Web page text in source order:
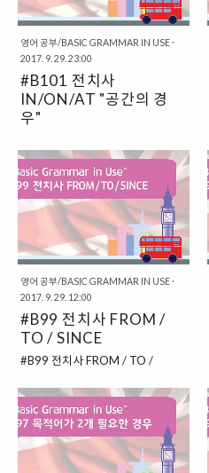
복해서 등장하는 경우가 있기도 하
답니다. 그나마 새롭게 등장한 내용
이 "TO"라고 할 수 있을 것인데요.
사실 이 부분도 앞에서 "FROM...
TO"를 살펴볼 때, 간략하게 언급이
되기도 했지요. # TO = 어디로...
(장소를 이동하는 경우) 이렇게, TO
"목적지"를 가리키는 편입니다. 어
디에서 "어디로"가는 것이니, 결국
은 목적지를 이야기하는 용도로 사
용된다고 할 수 있을 것이지요. 그래
서, "서울로"간다고 하면, "TO
SEOUL"과 같이 쓸 수..
영어 공부/BASIC GRAMMAR IN USE·
2017. 9. 29. 23:00
#B101 전치사
IN/ON/AT "공간의 경
우"
경우" 다시 계속해서 전치사에 대해
서 이야기를 해보도록 하겠습니다.
이번에는 "IN / ON / AT"에 대해서
살펴볼 것인데요. 공간을 설명할 때,
어떠한 개념으로 사용되는지에 대
해서 살펴보도록 할 것입니다. # 공
간에 대한 전치사 IN / ON / AT 전
치사 "IN / AT / ON"이 공간의 개념
으로 쓰이는 경우에는 아래와 같은
의미로 사용이 됩니다. 한 번 간단히
정리해보도록 하지요. IN = 경계가
확실한 어딘가에 들어있는 개념 /
계가 불분명한 곳에 있는 경우 ON
= 어딘가에 붙어있는 경우 이렇게
정리를 해볼 수 있을 것입니다. 하나
씩 살펴보도록 하지요. # IN = 경계
가 확실한 어떤 것 안에 있는 경우
영어 공부/BASIC GRAMMAR IN USE·
2017. 9. 29. 12:00
#B99 전치사 FROM /
TO / SINCE
#B99 전치사 FROM / TO /
해서 한 번 이야기를 나누어보도록
하겠습니다. 이번에는 전치사
"FROM / TO / SINCE"에 대해서
한 번 살펴보도록 하지요. 이 표현들
은 특히 "기간"을 나타내는데 주로